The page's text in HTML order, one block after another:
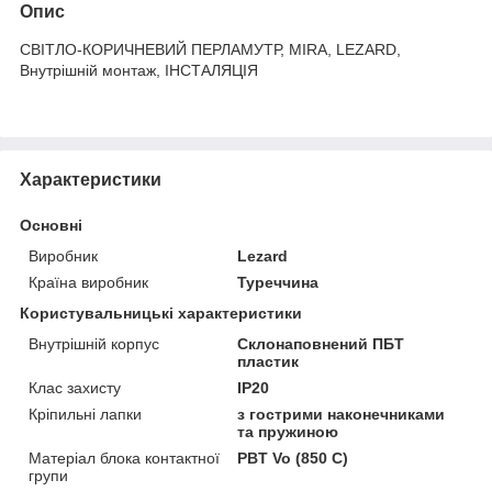
Опис
СВІТЛО-КОРИЧНЕВИЙ ПЕРЛАМУТР, MIRA, LEZARD,
Внутрішній монтаж, ІНСТАЛЯЦІЯ
Характеристики
Основні
Виробник
Lezard
Країна виробник
Туреччина
Користувальницькі характеристики
Внутрішній корпус
Склонаповнений ПБТ
пластик
Клас захисту
IP20
Кріпильні лапки
з гострими наконечниками
та пружиною
Матеріал блока контактної
групи
PBT Vo (850 C)